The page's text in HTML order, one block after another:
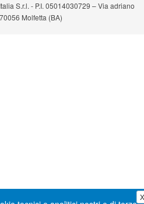
X
S.r.l. - P.I. 05014030729 – Via adriano
Molfetta (BA)